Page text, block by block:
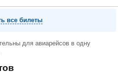
все билеты
для авиарейсов в одну